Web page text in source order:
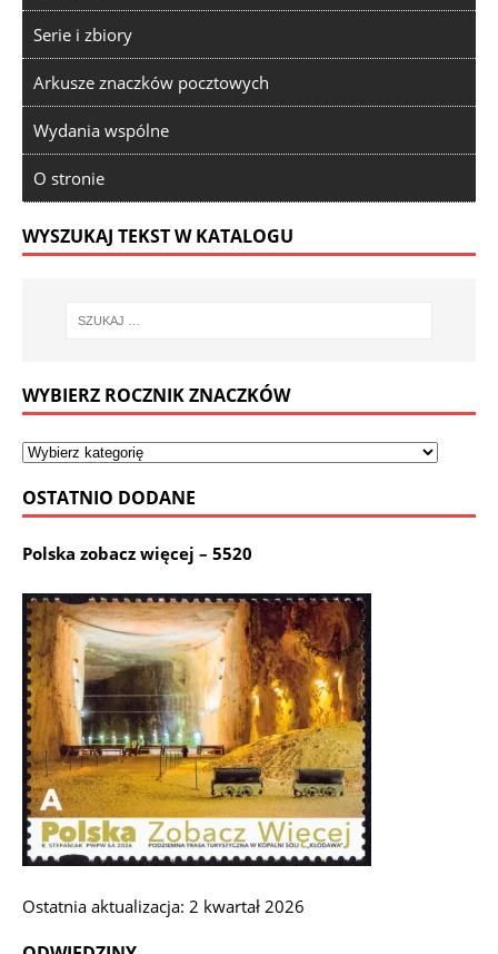
Serie i zbiory
Arkusze znaczków pocztowych
Wydania wspólne
O stronie
WYSZUKAJ TEKST W KATALOGU
WYBIERZ ROCZNIK ZNACZKÓW
OSTATNIO DODANE
Polska zobacz więcej – 5520
Ostatnia aktualizacja: 2 kwartał 2026